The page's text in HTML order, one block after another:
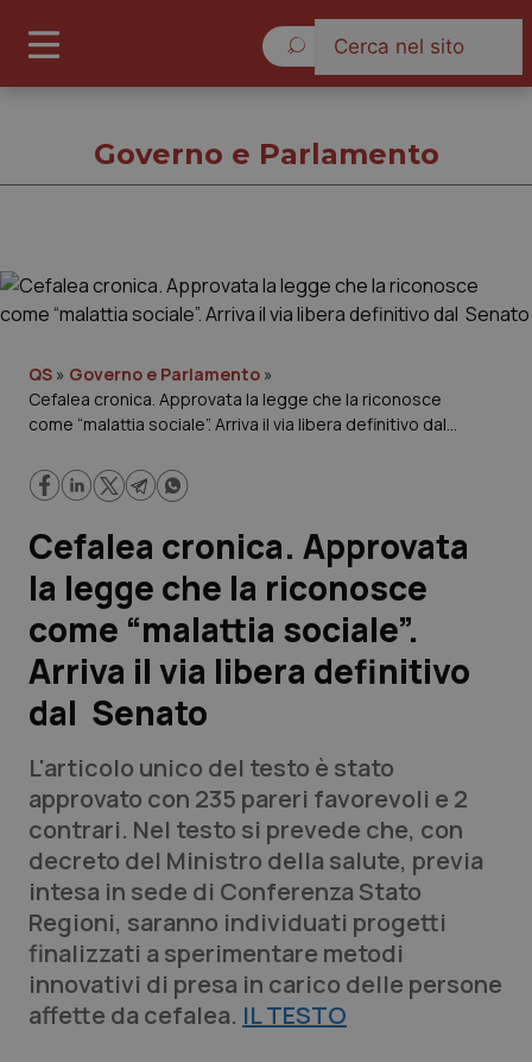
Governo e Parlamento
Regioni e Asl
Lavoro e Professioni
Scienza e Farmaci
Studi e Analisi
Lettere al direttore
Edizioni Regionali
QS Pro
Professionisti Sanitari.AI
Abruzzo
Basilicata
QS Pro Gold
Artrite & artrosi
QS Club Newsletter
Governo e Parlamento
QS » Governo e Parlamento »
Cefalea cronica. Approvata la legge che la riconosce
come “malattia sociale”. Arriva il via libera definitivo dal
Cefalea cronica. Approvata
la legge che la riconosce
come “malattia sociale”.
Arriva il via libera definitivo
dal Senato
L'articolo unico del testo è stato
approvato con 235 pareri favorevoli e 2
contrari. Nel testo si prevede che, con
decreto del Ministro della salute, previa
intesa in sede di Conferenza Stato
Regioni, saranno individuati progetti
finalizzati a sperimentare metodi
innovativi di presa in carico delle persone
affette da cefalea. IL TESTO